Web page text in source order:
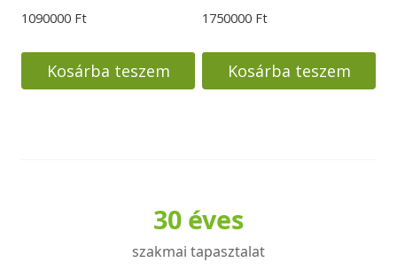
1090000 Ft
Kosárba teszem
1750000 Ft
Kosárba teszem
30 éves
szakmai tapasztalat